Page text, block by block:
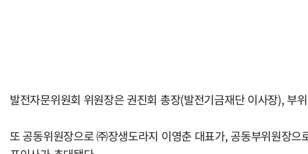
발전자문위원회 위원장은 권진회 총장(발전기금재단 이사장), 부
또 공동위원장으로 ㈜장생도라지 이영춘 대표가, 공동부위원장